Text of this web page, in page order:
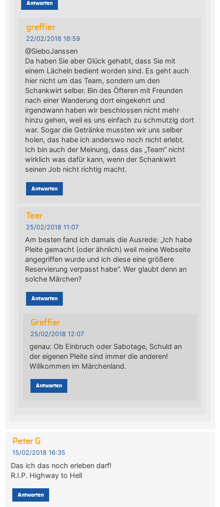
Antworten
greffier
22/02/2018 18:59
@SieboJanssen
Da haben Sie aber Glück gehabt, dass Sie mit
einem Lächeln bedient worden sind. Es geht auch
hier nicht um das Team, sondern um den
Schankwirt selber. Bin des Öfteren mit Freunden
nach einer Wanderung dort eingekehrt und
irgendwann haben wir beschlossen nicht mehr
hinzu gehen, weil es uns einfach zu schmutzig dort
war. Sogar die Getränke mussten wir uns selber
holen, das habe ich anderswo noch nicht erlebt.
Ich bin auch der Meinung, dass das „Team“ nicht
wirklich was dafür kann, wenn der Schankwirt
seinen Job nicht richtig macht.
Antworten
Teer
25/02/2018 11:07
Am besten fand ich damals die Ausrede: „Ich habe
Pleite gemacht (oder ähnlich) weil meine Webseite
angegriffen wurde und ich diese eine größere
Reservierung verpasst habe“. Wer glaubt denn an
solche Märchen?
Antworten
Greffier
25/02/2018 12:07
genau: Ob Einbruch oder Sabotage, Schuld an
der eigenen Pleite sind immer die anderen!
Willkommen im Märchenland.
Antworten
Peter G
15/02/2018 16:35
Das ich das noch erleben darf!
R.I.P. Highway to Hell
Antworten